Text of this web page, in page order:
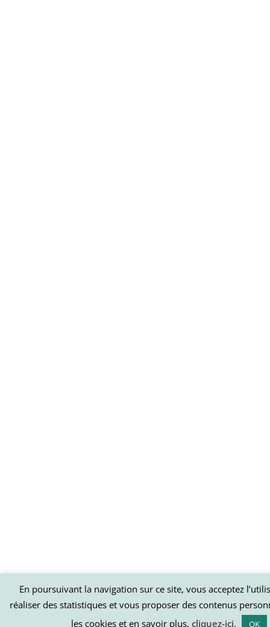
En poursuivant la navigation sur ce site, vous acceptez
réaliser des statistiques et vous proposer des contenus
les cookies et en savoir plus, cliquez-ici. OK